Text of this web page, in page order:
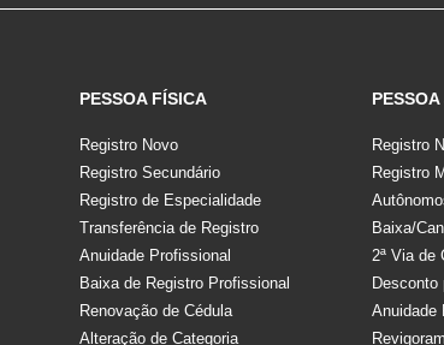
PESSOA FÍSICA
Registro Novo
Registro Secundário
Registro de Especialidade
Transferência de Registro
Anuidade Profissional
Baixa de Registro Profissional
Renovação de Cédula
Alteração de Categoria
Registro
Registro
Baixa/
2ª Via de
Desconto
Anuidade